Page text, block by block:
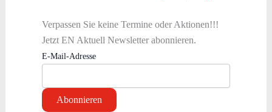
Verpassen Sie keine Termine oder Aktionen!!!
Jetzt EN Aktuell Newsletter abonnieren.
E-Mail-Adresse